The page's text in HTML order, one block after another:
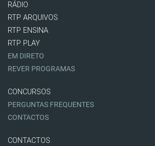
RÁDIO
RTP ARQUIVOS
RTP ENSINA
RTP PLAY
EM DIRETO
REVER PROGRAMAS
CONCURSOS
PERGUNTAS FREQUENTES
CONTACTOS
CONTACTOS